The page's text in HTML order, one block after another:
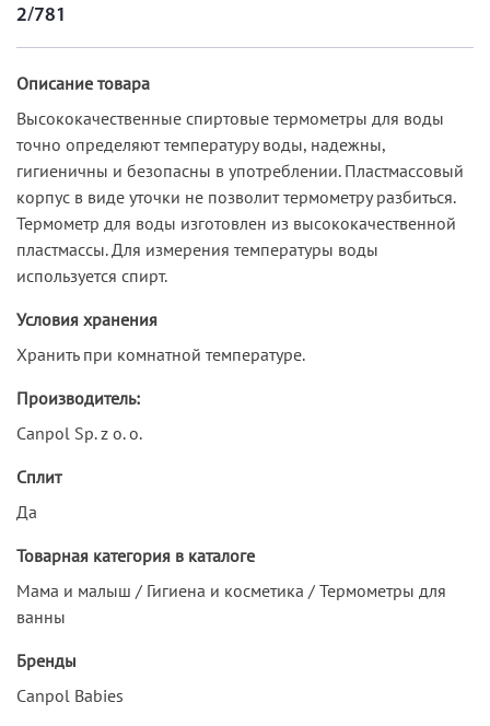
2/781
Описание товара
Высококачественные спиртовые термометры для воды
точно определяют температуру воды, надежны,
гигиеничны и безопасны в употреблении. Пластмассовый
корпус в виде уточки не позволит термометру разбиться.
Термометр для воды изготовлен из высококачественной
пластмассы. Для измерения температуры воды
используется спирт.
Условия хранения
Хранить при комнатной температуре.
Производитель:
Canpol Sp. z o. o.
Сплит
Да
Товарная категория в каталоге
Мама и малыш / Гигиена и косметика / Термометры для
ванны
Бренды
Canpol Babies